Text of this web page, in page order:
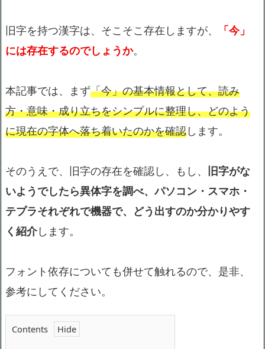
旧字を持つ漢字は、そこそこ存在しますが、
「今」
には存在するのでしょうか。
本記事では、まず「今」の基本情報として、読み
方・意味・成り立ちをシンプルに整理し、どのよう
に現在の字体へ落ち着いたのかを確認します。
そのうえで、旧字の存在を確認し、もし、 旧字がな
いようでしたら異体字を調べ、パソコン・スマホ・
テプラそれぞれで機器で、どう出すのか分かりやす
く紹介します。
フォント依存についても併せて触れるので、是非、
参考にしてください。
Contents